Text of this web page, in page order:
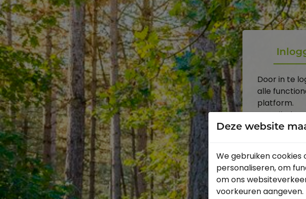
Door in te
alle
platform.
Deze website
We gebruiken
personaliseren, om
om ons
voorkeuren